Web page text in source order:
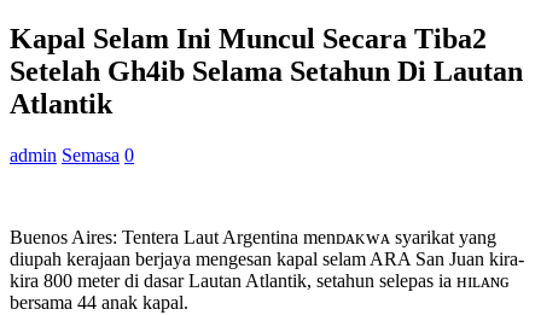
Kapal Selam Ini Muncul Secara Tiba2
Setelah Gh4ib Selama Setahun Di Lautan
Atlantik
admin Semasa 0
Buenos Aires: Tentera Laut Argentina menᴅᴀᴋᴡᴀ syarikat yang
diupah kerajaan berjaya mengesan kapal selam ARA San Juan kira-
kira 800 meter di dasar Lautan Atlantik, setahun selepas ia ʜɪʟᴀɴɢ
bersama 44 anak kapal.